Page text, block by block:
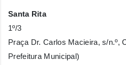
Santa Rita
1º/3
Praça Dr. Carlos Macieira, s/n.º,
Prefeitura Municipal)